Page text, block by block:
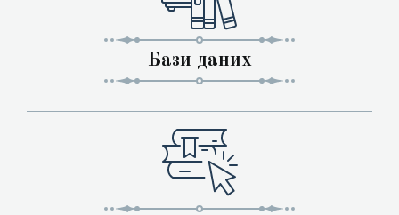
Бази даних